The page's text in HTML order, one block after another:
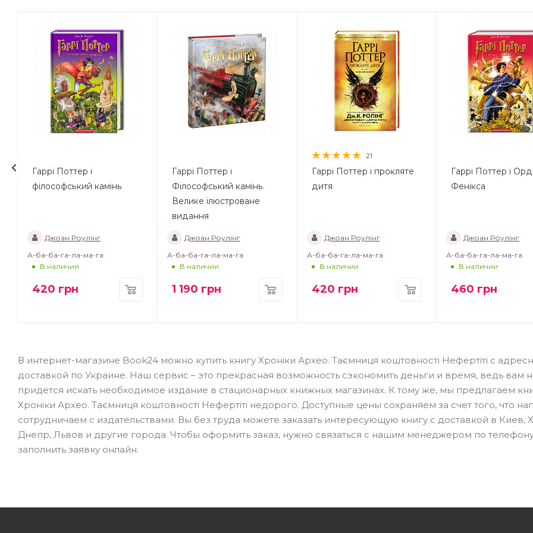
Гаррі Поттер і
філософський камінь
Джоан Роулінг
А-ба-ба-га-ла-ма-га
В наличии
420 грн
Гаррі Поттер і
Філософський камінь.
Велике ілюстроване
видання
Джоан Роулінг
А-ба-ба-га-ла-ма-га
В наличии
1 190 грн
21
Гаррі Поттер і прокляте
дитя
Джоан Роулінг
А-ба-ба-га-ла-ма-га
В наличии
420 грн
Гаррі Поттер і
Фенікса
Джоан Роулінг
А-ба-ба-га-ла-ма-га
В наличии
460 грн
В интернет-магазине Book24 можно купить книгу Хроніки Архео. Таємниця коштовності Нефертіті с
доставкой по Украине. Наш сервис – это прекрасная возможность сэкономить деньги и время, ведь вам
придется искать необходимое издание в стационарных книжных магазинах. К тому же, мы предлагаем
Хроніки Архео. Таємниця коштовності Нефертіті недорого. Доступные цены сохраняем за счет того, что
сотрудничаем с издательствами. Вы без труда можете заказать интересующую книгу с доставкой в Киев,
Днепр, Львов и другие города. Чтобы оформить заказ, нужно связаться с нашим менеджером по
заполнить заявку онлайн.